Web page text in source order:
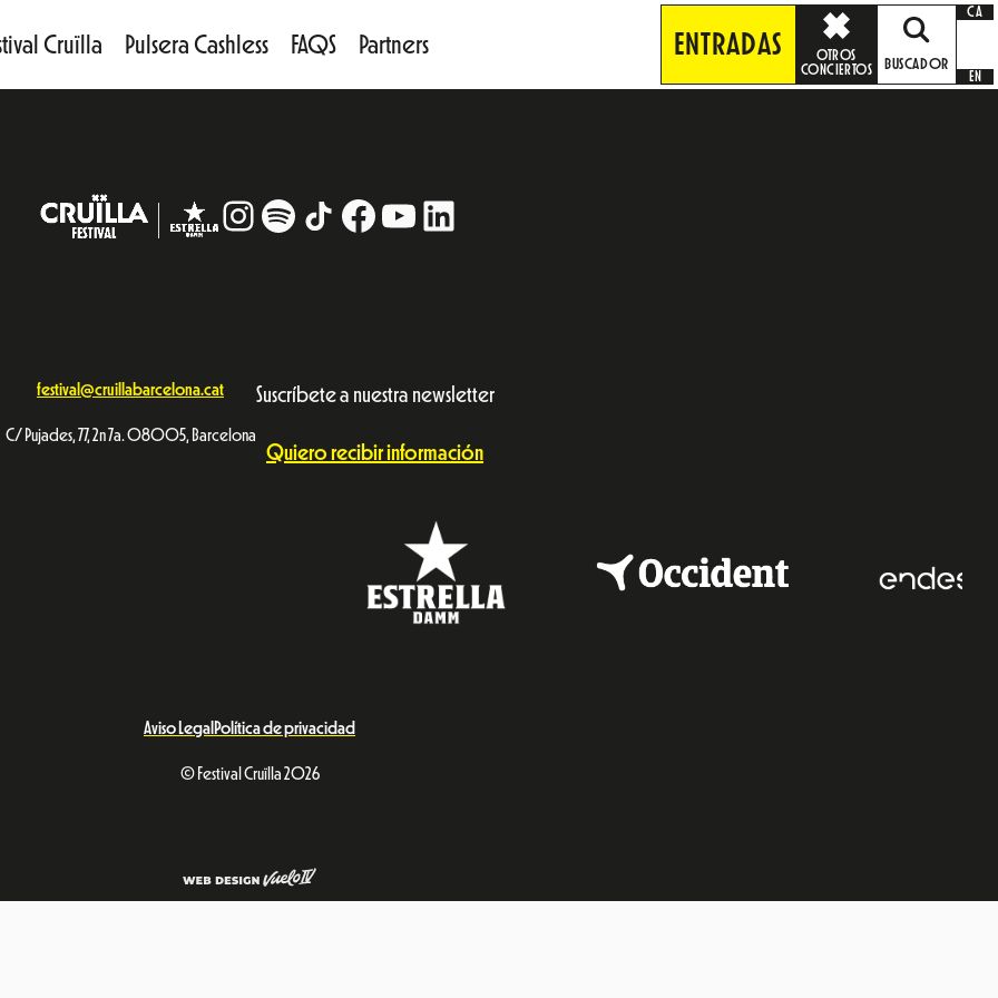
Cruïlla Pulsera Cashless FAQS Partners ENTRADAS
OTROS
CONCIERTOS
BUSCADOR
CA
EN
Instagram
# TikTokFacebook
YouTube
LinkedIn
festival@cruillabarcelona.cat
C/ Pujades, 77, 2n 7a. 08005, Barcelona
Suscríbete a nuestra newsletter
Quiero recibir información
Aviso Legal Política de privacidad
© Festival Cruïlla 2026